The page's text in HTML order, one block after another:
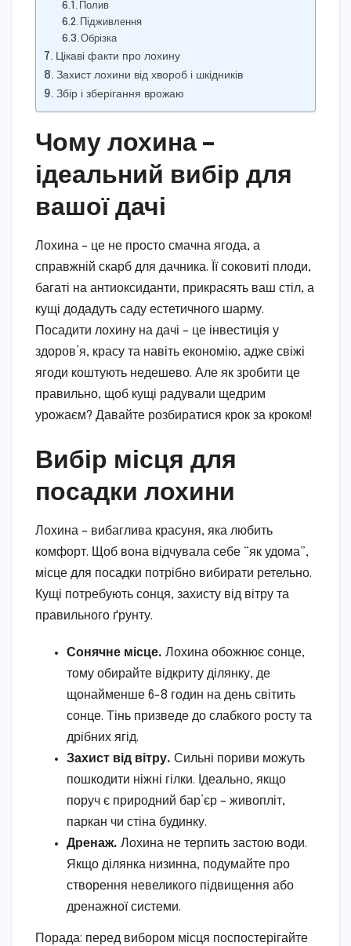
Полив
Підживлення
Обрізка
Цікаві факти про лохину
Захист лохини від хвороб і шкідників
Збір і зберігання врожаю
Чому лохина –
ідеальний вибір для
вашої дачі
Лохина – це не просто смачна ягода, а
справжній скарб для дачника. Її соковиті плоди,
багаті на антиоксиданти, прикрасять ваш стіл, а
кущі додадуть саду естетичного шарму.
Посадити лохину на дачі – це інвестиція у
здоров’я, красу та навіть економію, адже свіжі
ягоди коштують недешево. Але як зробити це
правильно, щоб кущі радували щедрим
урожаєм? Давайте розбиратися крок за кроком!
Вибір місця для
посадки лохини
Лохина – вибаглива красуня, яка любить
комфорт. Щоб вона відчувала себе “як удома”,
місце для посадки потрібно вибирати ретельно.
Кущі потребують сонця, захисту від вітру та
правильного ґрунту.
Сонячне місце. Лохина обожнює сонце,
тому обирайте відкриту ділянку, де
щонайменше 6-8 годин на день світить
сонце. Тінь призведе до слабкого росту та
дрібних ягід.
Захист від вітру. Сильні пориви можуть
пошкодити ніжні гілки. Ідеально, якщо
поруч є природний бар’єр – живопліт,
паркан чи стіна будинку.
Дренаж. Лохина не терпить застою води.
Якщо ділянка низинна, подумайте про
створення невеликого підвищення або
дренажної системи.
Порада: перед вибором місця поспостерігайте